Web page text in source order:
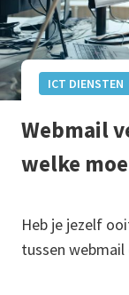
ICT DIENSTEN
Webmail
welke
Heb je jezelf
tussen